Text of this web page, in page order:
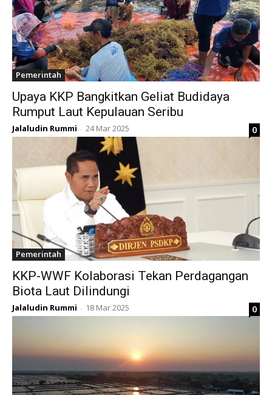
Pemerintah
Upaya KKP Bangkitkan Geliat Budidaya
Rumput Laut Kepulauan Seribu
Jalaludin Rummi - 24 Mar 2025 0
Pemerintah
KKP-WWF Kolaborasi Tekan Perdagangan
Biota Laut Dilindungi
Jalaludin Rummi - 18 Mar 2025 0